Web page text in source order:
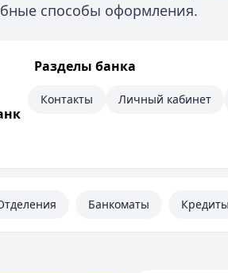
способы оформления.
Разделы банка
Контакты Личный кабинет
Банкоматы Кредиты